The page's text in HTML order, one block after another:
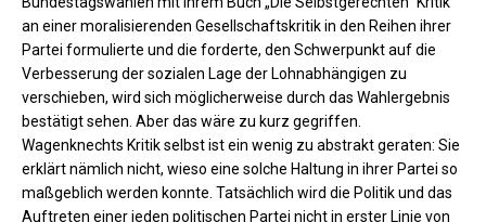
an einer moralisierenden Gesellschaftskritik in den Reihen ihrer
Partei formulierte und die forderte, den Schwerpunkt auf die
Verbesserung der sozialen Lage der Lohnabhängigen zu
verschieben, wird sich möglicherweise durch das Wahlergebnis
bestätigt sehen. Aber das wäre zu kurz gegriffen.
Wagenknechts Kritik selbst ist ein wenig zu abstrakt geraten: Sie
erklärt nämlich nicht, wieso eine solche Haltung in ihrer Partei so
maßgeblich werden konnte. Tatsächlich wird die Politik und das
Auftreten einer jeden politischen Partei nicht in erster Linie von